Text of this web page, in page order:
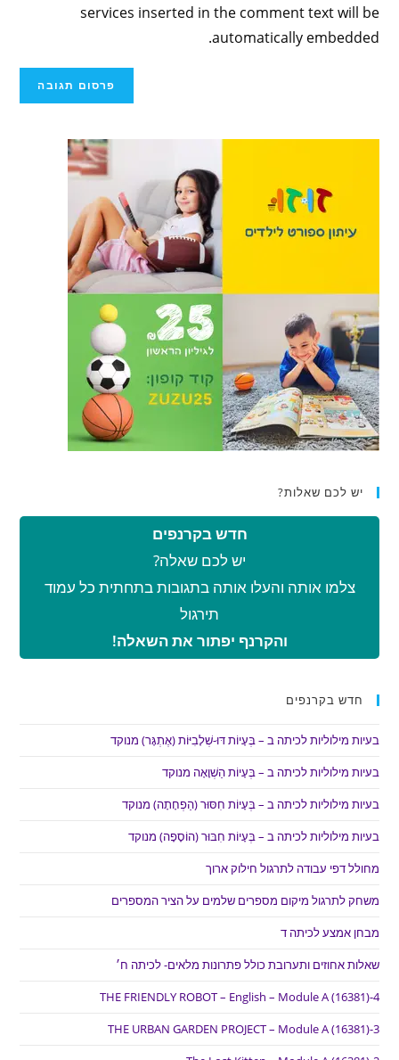
services inserted in the comment text will be
automatically embedded.
יש לכם שאלות?
חדש בקרנפים
יש לכם שאלה?
צלמו אותה והעלו אותה בתגובות בתחתית כל עמוד
תירגול
והקרנף יפתור את השאלה!
חדש בקרנפים
בעיות מילוליות לכיתה ב – בְּעָיוֹת דּוּ-שְׁלָבִיּוֹת (אֶתְגָּר) מנוקד
בעיות מילוליות לכיתה ב – בְּעָיוֹת הַשְׁוָאָה מנוקד
בעיות מילוליות לכיתה ב – בְּעָיוֹת חִסּוּר (הַפְחָתָה) מנוקד
בעיות מילוליות לכיתה ב – בְּעָיוֹת חִבּוּר (הוֹסָפָה) מנוקד
מחולל דפי עבודה לתרגול חילוק ארוך
משחק לתרגול מיקום מספרים שלמים על הציר המספרים
מבחן אמצע לכיתה ד
שאלות אחוזים ותערובת כולל פתרונות מלאים- לכיתה ח׳
THE FRIENDLY ROBOT – English – Module A (16381)-4
THE URBAN GARDEN PROJECT – Module A (16381)-3